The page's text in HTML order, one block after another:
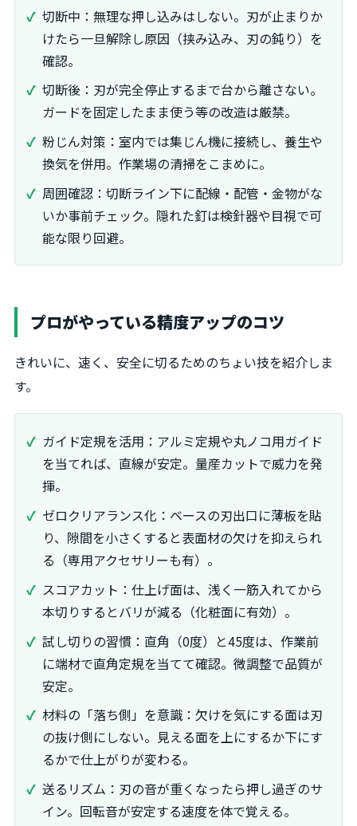
切断中：無理な押し込みはしない。刃が止まりか
けたら一旦解除し原因（挟み込み、刃の鈍り）を
確認。
切断後：刃が完全停止するまで台から離さない。
ガードを固定したまま使う等の改造は厳禁。
粉じん対策：室内では集じん機に接続し、養生や
換気を併用。作業場の清掃をこまめに。
周囲確認：切断ライン下に配線・配管・金物がな
いか事前チェック。隠れた釘は検針器や目視で可
能な限り回避。
プロがやっている精度アップのコツ
きれいに、速く、安全に切るためのちょい技を紹介しま
す。
ガイド定規を活用：アルミ定規や丸ノコ用ガイド
を当てれば、直線が安定。量産カットで威力を発
揮。
ゼロクリアランス化：ベースの刃出口に薄板を貼
り、隙間を小さくすると表面材の欠けを抑えられ
る（専用アクセサリーも有）。
スコアカット：仕上げ面は、浅く一筋入れてから
本切りするとバリが減る（化粧面に有効）。
試し切りの習慣：直角（0度）と45度は、作業前
に端材で直角定規を当てて確認。微調整で品質が
安定。
材料の「落ち側」を意識：欠けを気にする面は刃
の抜け側にしない。見える面を上にするか下にす
るかで仕上がりが変わる。
送るリズム：刃の音が重くなったら押し過ぎのサ
イン。回転音が安定する速度を体で覚える。